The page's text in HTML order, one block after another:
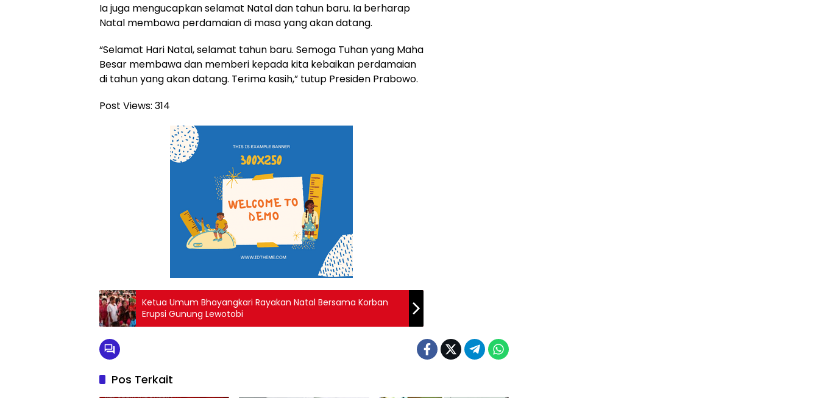
Ia juga mengucapkan selamat Natal dan tahun baru. Ia berharap
Natal membawa perdamaian di masa yang akan datang.
“Selamat Hari Natal, selamat tahun baru. Semoga Tuhan yang Maha
Besar membawa dan memberi kepada kita kebaikan perdamaian
di tahun yang akan datang. Terima kasih,” tutup Presiden Prabowo.
Post Views: 314
Ketua Umum Bhayangkari Rayakan Natal Bersama Korban
Erupsi Gunung Lewotobi
Pos Terkait